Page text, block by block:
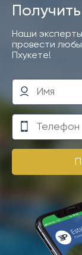
Наши
провести
Пхукете!